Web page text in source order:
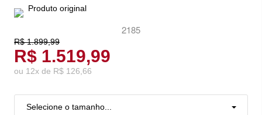
Produto original
2185
R$ 1.899,99
R$ 1.519,99
ou 12x de R$ 126,66
Selecione o tamanho...